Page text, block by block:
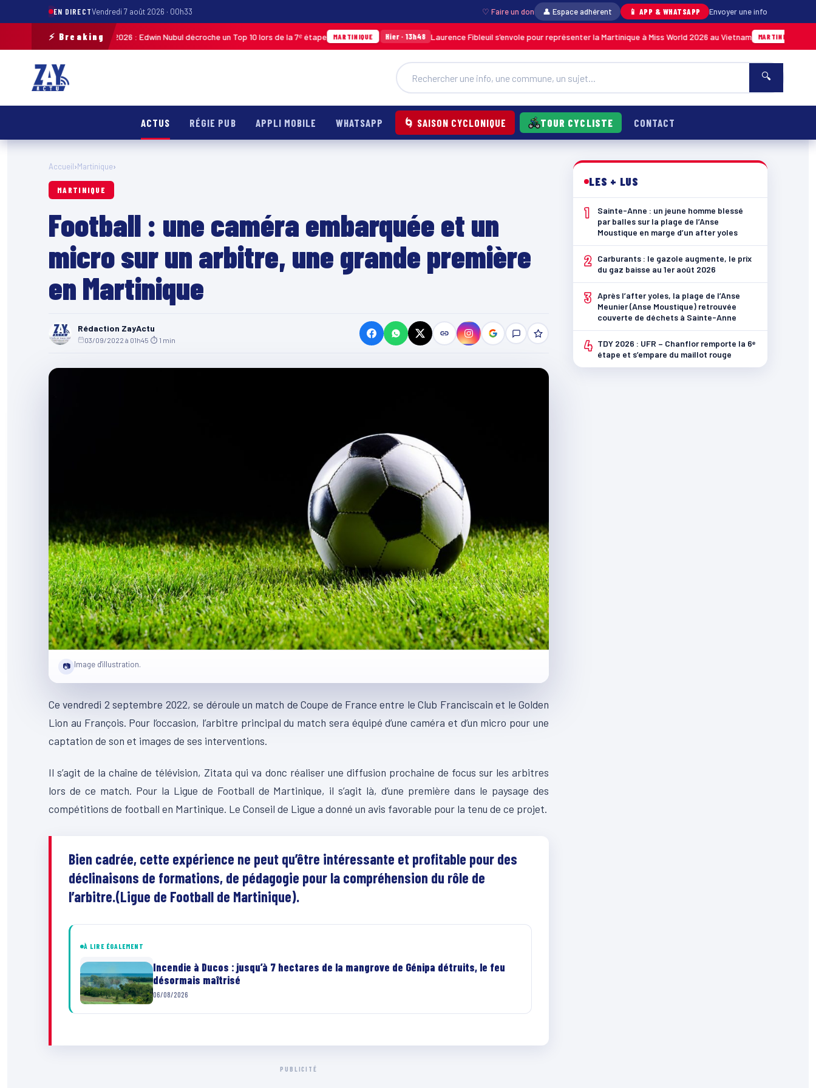
EN DIRECTVendredi 7 août 2026 · 00h33 ♡ Faire un don 👤 Espace adhérent 📱 APP & WHATSAPP Envoyer une info
⚡ Breaking
de Guadeloupe 2026 : Edwin Nubul décroche un Top 10 lors de la 7ᵉ étape MARTINIQUE Hier · 13h48 Laurence Fibleuil s’envole pour représenter la Martinique à Miss World 2026 au Vietnam MARTINIQUE 05/08 ·
🔍
ACTUS RÉGIE PUB APPLI MOBILE WHATSAPP 🌀 SAISON CYCLONIQUE TOUR CYCLISTE CONTACT
Accueil›Martinique›
MARTINIQUE
Football : une caméra embarquée et un
micro sur un arbitre, une grande première
en Martinique
Rédaction ZayActu
03/09/2022 à 01h45 ⏱ 1 min
📷 Image d'illustration.
Ce vendredi 2 septembre 2022, se déroule un match de Coupe de France entre le Club Franciscain et le Golden
Lion au François. Pour l’occasion, l’arbitre principal du match sera équipé d’une caméra et d’un micro pour une
captation de son et images de ses interventions.
Il s’agit de la chaîne de télévision, Zitata qui va donc réaliser une diffusion prochaine de focus sur les arbitres
lors de ce match. Pour la Ligue de Football de Martinique, il s’agit là, d’une première dans le paysage des
compétitions de football en Martinique. Le Conseil de Ligue a donné un avis favorable pour la tenu de ce projet.
Bien cadrée, cette expérience ne peut qu’être intéressante et profitable pour des
déclinaisons de formations, de pédagogie pour la compréhension du rôle de
l’arbitre.(Ligue de Football de Martinique).
À LIRE ÉGALEMENT
Incendie à Ducos : jusqu’à 7 hectares de la mangrove de Génipa détruits, le feu
désormais maîtrisé
06/08/2026
PUBLICITÉ
LES + LUS
1
Sainte-Anne : un jeune homme blessé
par balles sur la plage de l’Anse
Moustique en marge d’un after yoles
2
Carburants : le gazole augmente, le prix
du gaz baisse au 1er août 2026
3 Après l’after yoles, la plage de l’Anse
Meunier (Anse Moustique) retrouvée
couverte de déchets à Sainte-Anne
4 TDY 2026 : UFR – Chanflor remporte la 6ᵉ
étape et s’empare du maillot rouge